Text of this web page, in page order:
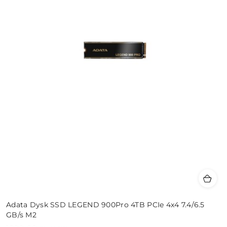
Adata Dysk SSD LEGEND 900Pro 4TB PCIe 4x4 7.4/6.5
GB/s M2